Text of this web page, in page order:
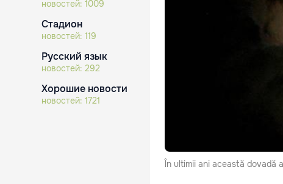
новостей: 1009
Стадион
новостей: 119
Русский язык
новостей: 292
Хорошие новости
новостей: 1721
În ultimii ani această dovadă